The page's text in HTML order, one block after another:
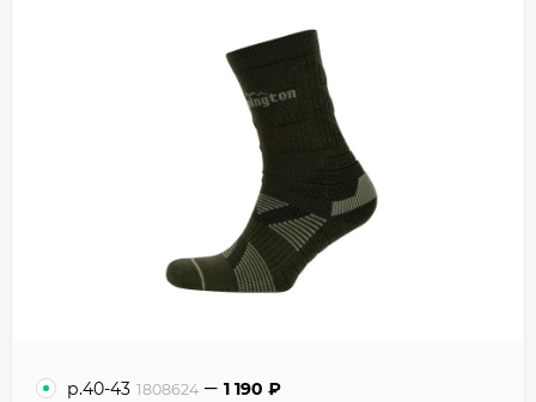
р.40-43 1808624 1 190 ₽